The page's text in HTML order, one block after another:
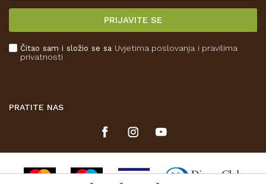
Isporuka
Kako kupiti
PRIJAVITE SE
Čitao sam i složio se sa Uvjetima poslovanja i pravilima
privatnosti
PRATITE NAS